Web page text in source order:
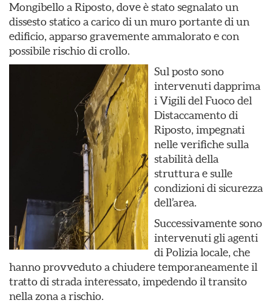
Mongibello a Riposto, dove è stato segnalato un
dissesto statico a carico di un muro portante di un
edificio, apparso gravemente ammalorato e con
possibile rischio di crollo.
Sul posto sono
intervenuti dapprima
i Vigili del Fuoco del
Distaccamento di
Riposto, impegnati
nelle verifiche sulla
stabilità della
struttura e sulle
condizioni di sicurezza
dell’area.
Successivamente sono
intervenuti gli agenti
di Polizia locale, che
hanno provveduto a chiudere temporaneamente il
tratto di strada interessato, impedendo il transito
nella zona a rischio.